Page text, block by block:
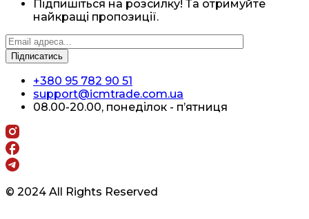
Підпишіться на розсилку! Та отримуйте
найкращі пропозиції.
+380 95 782 90 51
support@icmtrade.com.ua
08.00-20.00, понеділок - п’ятниця
© 2024 All Rights Reserved